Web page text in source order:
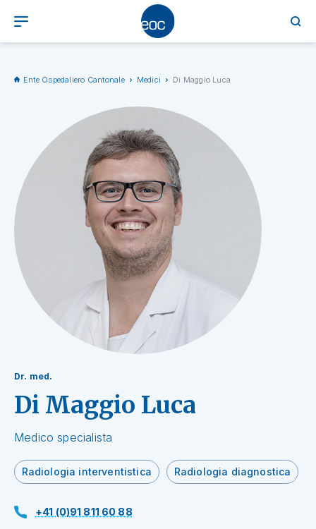
Ente Ospedaliero Cantonale Medici Di Maggio Luca
Dr. med.
Di Maggio Luca
Medico specialista
Radiologia interventistica Radiologia diagnostica
+41 (0)91 811 60 88